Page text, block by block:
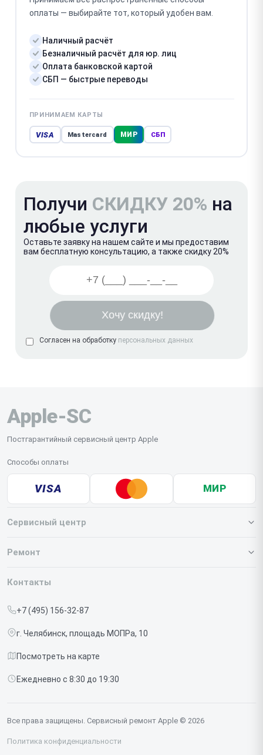
оплаты — выбирайте тот, который удобен вам.
Наличный расчёт
Безналичный расчёт для юр. лиц
Оплата банковской картой
СБП — быстрые переводы
ПРИНИМАЕМ КАРТЫ
VISA Mastercard МИР СБП
Получи СКИДКУ 20% на
любые услуги
Оставьте заявку на нашем сайте и мы предоставим
вам бесплатную консультацию, а также скидку 20%
Согласен на обработку персональных данных
Apple-SC
Постгарантийный сервисный центр Apple
Способы оплаты
VISA МИР
Сервисный центр
О нашем сервисе
Срочный ремонт
Доставка и способы оплаты
Диагностика
Контакты
Ремонт
Iphone
Studio Display
Контакты
+7 (495) 156-32-87
г. Челябинск, площадь МОПРа, 10
Посмотреть на карте
Ежедневно с 8:30 до 19:30
Все права защищены. Сервисный ремонт Apple © 2026
Политика конфиденциальности